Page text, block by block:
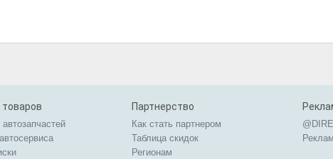
товаров
автозапчастей
Партнерство
Как стать партнером
Таблица скидок
Регионам